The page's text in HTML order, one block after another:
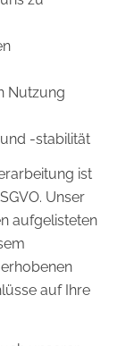
Nutzung
-stabilität
ist
Unser
aufgelisteten
auf Ihre